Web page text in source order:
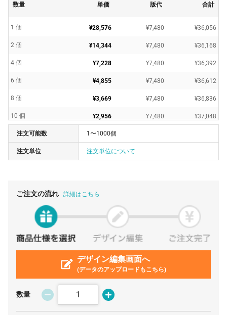
数量 単価 版代 合計
1 個 ¥28,576 ¥7,480 ¥36,056
2 個 ¥14,344 ¥7,480 ¥36,168
4 個 ¥7,228 ¥7,480 ¥36,392
6 個 ¥4,855 ¥7,480 ¥36,612
8 個 ¥3,669 ¥7,480 ¥36,836
10 個 ¥2,956 ¥7,480 ¥37,048
20 個 ¥1,534
30 個 ¥1,060
¥234 ¥77,770
500 個 ¥220 ¥117,480
¥213 ¥7,480
注文可能数 1〜1000個
注文単位 注文単位について
ご注文の流れ 詳細はこちら
デザイン編集画面へ
(データのアップロードもこちら)
数量